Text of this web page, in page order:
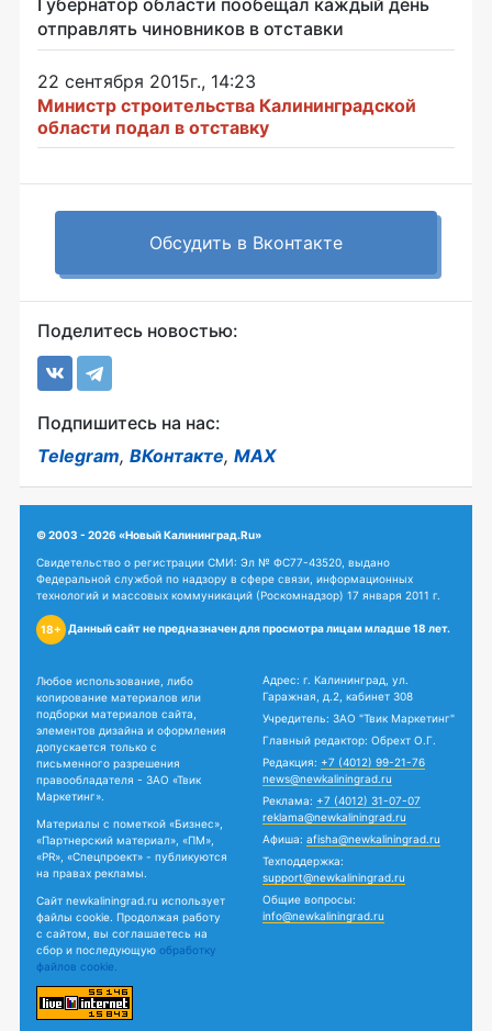
отправлять чиновников в отставки
22 сентября 2015г., 14:23
Министр строительства Калининградской
области подал в отставку
Обсудить в Вконтакте
Поделитесь новостью:
Подпишитесь на нас:
Telegram, ВКонтакте, MAX
© 2003 - 2026 «Новый Калининград.Ru»
Свидетельство о регистрации СМИ: Эл № ФС77-43520, выдано
Федеральной службой по надзору в сфере связи, информационных
технологий и массовых коммуникаций (Роскомнадзор) 17 января 2011 г.
18+ Данный сайт не предназначен для просмотра лицам младше 18 лет.
Любое использование, либо
копирование материалов или
подборки материалов сайта,
элементов дизайна и оформления
допускается только с
письменного разрешения
правообладателя - ЗАО «Твик
Маркетинг».
Материалы с пометкой «Бизнес»,
«Партнерский материал», «ПМ»,
«PR», «Спецпроект» - публикуются
на правах рекламы.
Сайт newkaliningrad.ru использует
файлы cookie. Продолжая работу
с сайтом, вы соглашаетесь на
сбор и последующую обработку
файлов cookie.
Адрес: г. Калининград, ул.
Гаражная, д.2, кабинет 308
Учредитель: ЗАО "Твик Маркетинг"
Главный редактор: Обрехт О.Г.
Редакция: +7 (4012) 99-21-76
news@newkaliningrad.ru
Реклама: +7 (4012) 31-07-07
reklama@newkaliningrad.ru
Афиша: afisha@newkaliningrad.ru
Техподдержка:
support@newkaliningrad.ru
Общие вопросы:
info@newkaliningrad.ru